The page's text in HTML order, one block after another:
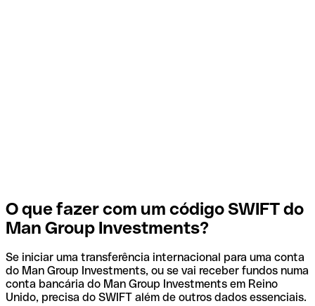
O que fazer com um código SWIFT do
Man Group Investments?
Se iniciar uma transferência internacional para uma conta
do Man Group Investments, ou se vai receber fundos numa
conta bancária do Man Group Investments em Reino
Unido, precisa do SWIFT além de outros dados essenciais.